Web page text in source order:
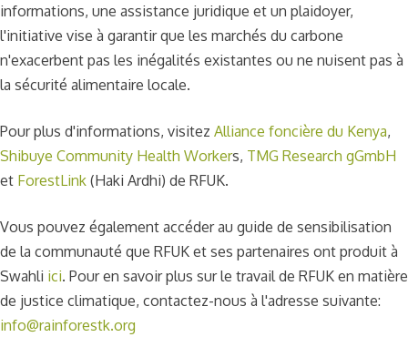
informations, une assistance juridique et un plaidoyer,
l'initiative vise à garantir que les marchés du carbone
n'exacerbent pas les inégalités existantes ou ne nuisent pas à
la sécurité alimentaire locale.
Pour plus d'informations, visitez Alliance foncière du Kenya,
Shibuye Community Health Workers, TMG Research gGmbH
et ForestLink (Haki Ardhi) de RFUK.
Vous pouvez également accéder au guide de sensibilisation
de la communauté que RFUK et ses partenaires ont produit à
Swahli ici. Pour en savoir plus sur le travail de RFUK en matière
de justice climatique, contactez-nous à l'adresse suivante:
info@rainforestk.org